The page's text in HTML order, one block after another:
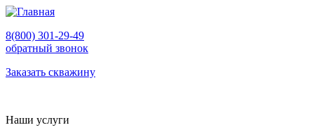
8(800) 301-29-49
обратный звонок
Заказать скважину
Наши услуги